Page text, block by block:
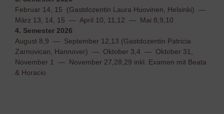
Februar 14, 15 (Gastdozentin Laura Huovinen, Helsinki) —
März 13, 14, 15 — April 10, 11,12 — Mai 8,9,10
4. Semester 2026
August 8,9 — September 12,13 (Gastdozentin Patricia
Zarnovican, Hannover) — Oktober 3,4 — Oktober 31,
November 1 — November 27,28,29 inkl. Examen mit Beata
& Horacio